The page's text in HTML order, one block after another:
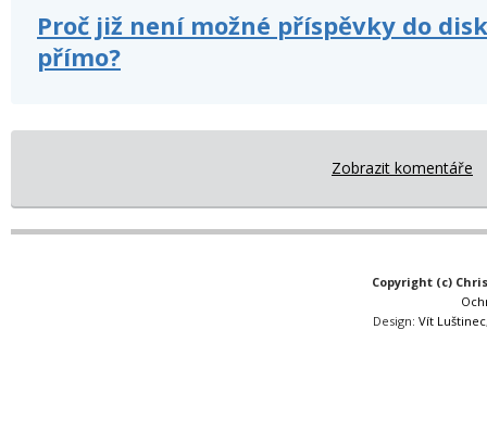
Proč již není možné příspěvky do
přímo?
Zobrazit komentáře
Copyright (c)
Design:Vít Luštinec